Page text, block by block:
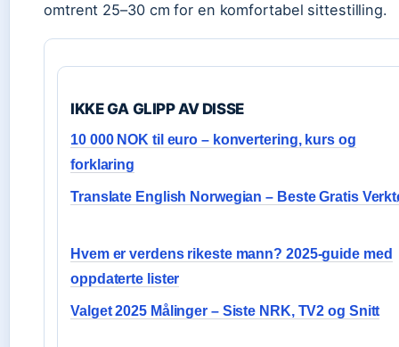
omtrent 25–30 cm for en komfortabel sittestilling.
IKKE GA GLIPP AV DISSE
10 000 NOK til euro – konvertering, kurs og
forklaring
Translate English Norwegian – Beste Gratis
Hvem er verdens rikeste mann? 2025-guide med
oppdaterte lister
Valget 2025 Målinger – Siste NRK, TV2 og Snitt